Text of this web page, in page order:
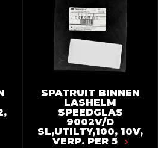
SPATRUIT BINNEN
LASHELM
SPEEDGLAS
9002V/D
SL,UTILTY,100, 10V,
VERP. PER 5